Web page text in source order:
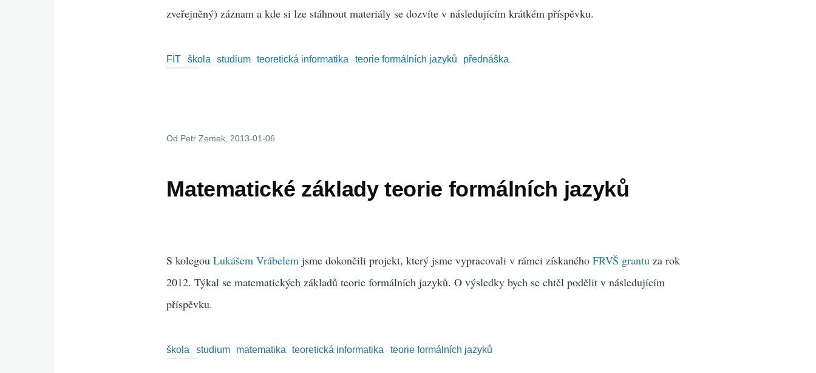
zveřejněný) záznam a kde si lze stáhnout materiály se dozvíte v následujícím krátkém příspěvku.
FIT škola studium teoretická informatika teorie formálních jazyků přednáška
Od Petr Zemek, 2013-01-06
Matematické základy teorie formálních jazyků
S kolegouLukášem Vrábelem jsme dokončili projekt, který jsme vypracovali v rámci získanéhoFRVŠ grantu za rok
2012. Týkal se matematických základů teorie formálních jazyků. O výsledky bych se chtěl podělit v následujícím
příspěvku.
škola studium matematika teoretická informatika teorie formálních jazyků